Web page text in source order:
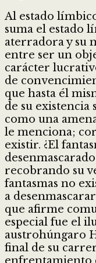
Al estado
suma el estado
aterradora y su
entre ser un
carácter
de
que hasta él
de su existencia
como una
le menciona;
existir. ¿El
recobrando su
fantasmas no
a
que afirme
especial fue el
austrohúngaro
final de su